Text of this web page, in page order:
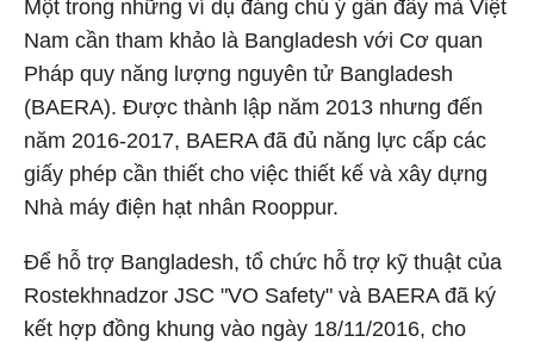
Một trong những ví dụ đáng chú ý gần đây mà Việt
Nam cần tham khảo là Bangladesh với Cơ quan
Pháp quy năng lượng nguyên tử Bangladesh
(BAERA). Được thành lập năm 2013 nhưng đến
năm 2016-2017, BAERA đã đủ năng lực cấp các
giấy phép cần thiết cho việc thiết kế và xây dựng
Nhà máy điện hạt nhân Rooppur.
Để hỗ trợ Bangladesh, tổ chức hỗ trợ kỹ thuật của
Rostekhnadzor JSC "VO Safety" và BAERA đã ký
kết hợp đồng khung vào ngày 18/11/2016, cho